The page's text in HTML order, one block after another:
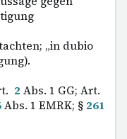
„in dubio
2 Abs. 1 GG; Art.
Abs. 1 EMRK; § 261